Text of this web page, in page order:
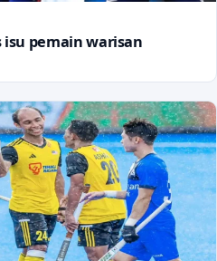
isu pemain warisan